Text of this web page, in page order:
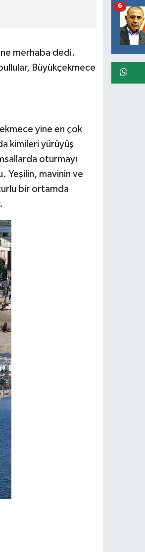
merhaba dedi.
Büyükçekmece
yine en çok
kimileri yürüyüş
oturmayı
Yeşilin, mavinin ve
bir ortamda
6